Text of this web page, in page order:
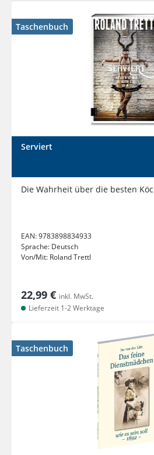
Taschenbuch
Serviert
Die Wahrheit über die besten
EAN:9783898834933
Sprache: Deutsch
Von/Mit: Roland Trettl
22,99 € inkl. MwSt.
Lieferzeit 1-2 Werktage
Taschenbuch